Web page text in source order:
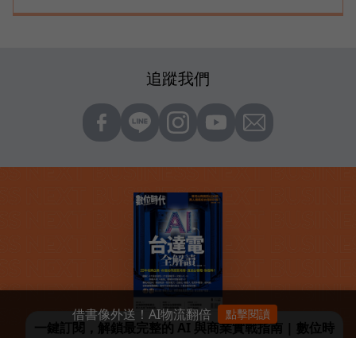
追蹤我們
一鍵訂閱，解鎖最完整的 AI 與商業實戰指南 | 數位時
借書像外送！AI物流翻倍 點擊閱讀